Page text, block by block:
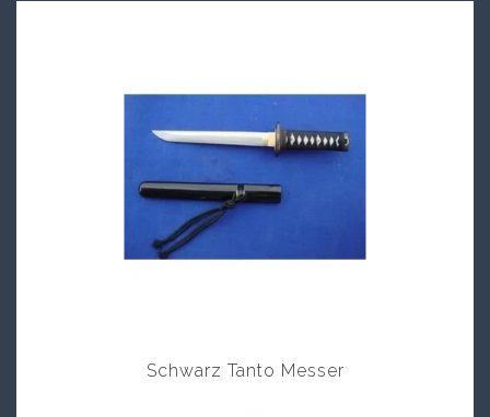
Schwarz Tanto Messer